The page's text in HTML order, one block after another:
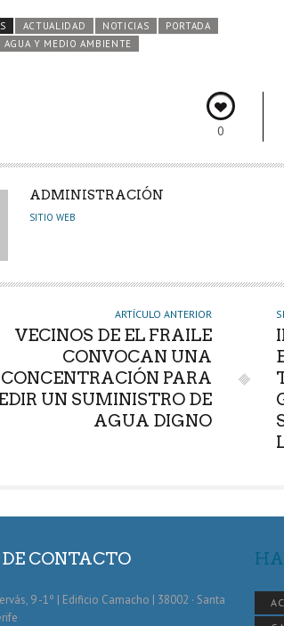
itt
er
ts
A
e
dI
m
pa
ACTUALIDAD NOTICIAS
PORTADA
AGUA Y MEDIO AMBIENTE
0
A
U
R
ADMINISTRACIÓN
SITIO WEB
ARTÍCULO ANTERIOR
VECINOS DE EL FRAILE
CONVOCAN UNA
CONCENTRACIÓN PARA
UN SUMINISTRO DE
AGUA DIGNO
DE CONTACTO
9 -1º | Edificio Camacho | 38002 · Santa